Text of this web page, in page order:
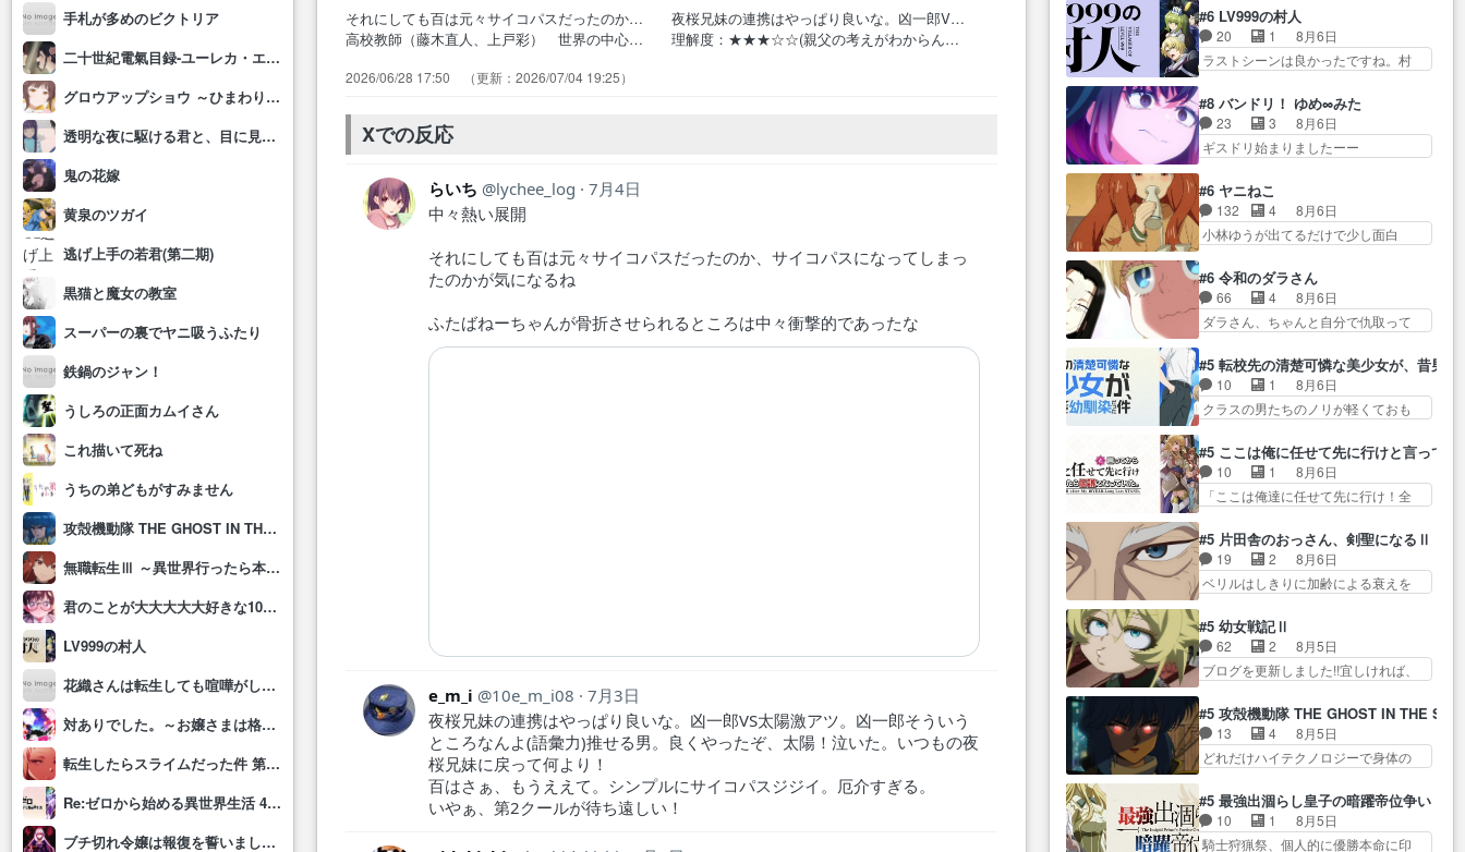
手札が多めのビクトリア
二十世紀電氣目録-ユーレカ・エヴリカ-
グロウアップショウ ～ひまわりのサーカス団～
透明な夜に駆ける君と、目に見えない恋をした。
鬼の花嫁
黄泉のツガイ
逃げ上手の若君(第二期)
黒猫と魔女の教室
スーパーの裏でヤニ吸うふたり
鉄鍋のジャン！
うしろの正面カムイさん
これ描いて死ね
うちの弟どもがすみません
攻殻機動隊 THE GHOST IN THE SHELL
無職転生Ⅲ ～異世界行ったら本気だす～
君のことが大大大大大好きな100人の彼女(第3期)
LV999の村人
花織さんは転生しても喧嘩がしたい
対ありでした。～お嬢さまは格闘ゲームなんてしない～
転生したらスライムだった件 第4期
Re:ゼロから始める異世界生活 4th season
ブチ切れ令嬢は報復を誓いました。 ～魔導書の力で祖国を叩き潰します～
それにしても百は元々サイコパスだったのか… 夜桜兄妹の連携はやっぱり良いな。凶一郎V…
高校教師（藤木直人、上戸彩） 世界の中心… 理解度：★★★☆☆(親父の考えがわからん…
出… 太陽が文字通り太陽なのね黒い桜を見事に中… サブタイで「ついにこの回が来てしまっ
てたし…
2026/06/28 17:50 2026/07/04 19:25
Xでの反応
らいち lychee_log
7月4日
中々熱い展開
それにしても百は元々サイコパスだったのか、サイコパスになってしまっ
たのかが気になるね
ふたばねーちゃんが骨折させられるところは中々衝撃的であったな
e_m_i 10e_m_i08
7月3日
夜桜兄妹の連携はやっぱり良いな。凶一郎VS太陽激アツ。凶一郎そういう
ところなんよ(語彙力)推せる男。良くやったぞ、太陽！泣いた。いつもの夜
桜兄妹に戻って何より！
百はさぁ、もうええて。シンプルにサイコパスジジイ。厄介すぎる。
いやぁ、第2クールが待ち遠しい！
ダムに来た黒絵た… ライリーが
好きだったクズ男ハルゴンが懲
ら… メイクでちょっと勇気出て
る黒絵ちゃん可愛…
前半の霊カモみたいになってるよねw
ジェッ… 今回はいつもと違って
霊が大人しいなと思っ… 最後に
お… 交通系悪霊除霊ツアー編！
どっちが悪かよく… よく見ない
と気付けない2つのエピソードに…
が同人誌即売会の… 買ってもら
えた最初の一冊お客にプロポー
ズ… 遅れて5話，コミティア前哨
戦ですが，ここ… 「同情は創作
す… 東京で開かれる即売会に行
って自分たちの本… 一冊売る事
の苦労と喜びを知る手島先生が
ー編集さん。同… 自分の妄想を
買ってくれる人がいるという
も… 初めて自分の漫画が売れた
時の感動、懐かし…
#6 LV999の村人
20 1
8月6日
ラストシーンは良かったですね。村
鬼モードフィンガーシリ… アリ
スと10年後に結婚の約束をした鏡ず
っ… カジノスタッフ募集するも
集まらない更に追… 王命でクル
ビ… 最強の村人・鏡との出会い
で少しは変わった… やはり何か
悲しい過去がありそうな。鏡の
深そうやね姫を舐… 新キャラが
登場早々変態扱いされてる件。
タ… まだまだお元気そうなお声
で……不意打ち過…
#8 バンドリ！ ゆめ∞みた
23 3
8月6日
ギスドリ始まりましたーー
めっちゃ情緒不安定になってて
怖… 超回復を見守っていかない
と、ですね！！み… 開幕聞き取
りスタッフに定治いなかった？
節介だったりする… ビオラの立
ち回り害悪すぎるお近づきの印
が… ・律っちゃん明るくなった
た一難、律がビオラの呪縛か
ら… 「私はあなたが嫌いなんで
す」「バンドやめ… 何が起きて
いるのか！？次週、みゅーたいぷ…
#6 ヤニねこ
132 4
8月6日
小林ゆうが出てるだけで少し面白
◯◯◯される強制百合を期待
し… ヒグマドンってなんな
ん！？人見知りっぽい… なんな
ら下ネタ0じゃなかったかこんな回
イルドな回だった… 今回はだい
ぶある程度抑えてる？w感じな
気… アルねこ、そうはならんや
生きていたゴキブリ死んでる
GP… アルねこ危険ですよね。健
康的な面で··江… 酔い潰れ行き着
いた江ノ島で、朝日を眺めな…
#6 令和のダラさん
66 4
8月6日
ダラさん、ちゃんと自分で仇取って
じゃないのよケロロじゃ… ロボ
ットに憧れてビーム撃ちたいと…そ
うい… 余りにも凄惨なダラさん
の過去ダラさんの６… 過去編は
い… ガンガガン♪薫がなんかしっ
かり歌ってロマ… 姉巫女の誤
算、クソみたいな嫉妬の末路よ。
ン言うてないで… このアニメは
どこに行くのだろう、面白す
ぎ… 姉のした事はただ単に一族
を絶滅させただけ…
#5 転校先の清楚可憐な美少女が、昔男
10 1
8月6日
クラスの男たちのノリが軽くておも
いを拗らせているタイプ… みな
もちゃんが透けブラしててびっくり
して… レベルのキャラが登場。
相変わらず顔や体の… 隼人が春
じ… 第５話をU-NEXTで視聴しま
した。視聴… ラブコメで天然ジ
ゴロというかナチュラルヒ… み
不安に… 無理なダイエットは禁
物だけど、なかなか結… 「これ
からもお手入れ、がんばりゅ」あり
が…
#5 ここは俺に任せて先に行けと言って
10 1
8月6日
「ここは俺達に任せて先に行け！全
ロックが今、2人にあと… 木下鈴
奈（@0suzuna0）が【マリー…
村ごと乗っ取られてたら流石に気付
かないか… 《漫画版少し読んだ
クは敵に容赦無くブスっといくから
気持… 勇者パーティー再結成し
て先にいけで激アツ… 爆縮、幻
な… ねぇ猫耳ガール、敵の根城
に乗り込む事を同… 世もや替え
が利くと復活Pとは？！もう来週…
#5 片田舎のおっさん、剣聖になるⅡ
19 2
8月6日
ベリルはしきりに加齢による衰えを
ていた限界を超えて命の… いい
んじゃないですか。魔物の群を発見
した… アマプラにて視聴終わ
り！サーベルボア討伐… を言い
り… 先生としてのベリルが好き
だけど、今回みた… 4人だけでサ
ーベルボアを狩りに行く。野
が暴れてると聞い… ちょっと年
齢の事を言いすぎとゆーか言い
訳… ベリルの母もやはり只者じ
#5 幼女戦記Ⅱ
62 2
8月5日
ブログを更新しました!!宜しければ、
選んだゼートゥーア… ゼートゥ
ーアの唯一の手駒が強すぎる笑あ
お… 私にとって完全にご褒美回
ゼー様の葉巻シー… やはりター
が… “貧乏籤百連無料ガチャ”100
連でも1回… 2期入ってから地味
だよね。ただでさえ幼女… 「餌
#5 攻殻機動隊 THE GHOST IN THE
13 4
8月5日
どれだけハイテクノロジーで身体の
なるかと思った回想シー… フチ
コマだいぶ理性持ち始めた。この世
界の… 原作読んだのもう何年も
#5 最強出涸らし皇子の暗躍帝位争い
10 1
8月5日
騎士狩猟祭、個人的に優勝本命に印